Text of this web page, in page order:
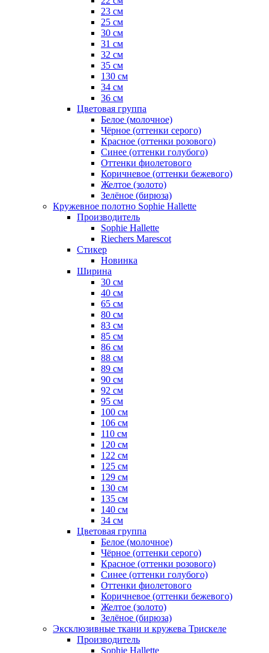
23 см
25 см
30 см
31 см
32 см
35 см
130 см
34 см
36 см
Цветовая группа
Белое (молочное)
Чёрное (оттенки серого)
Красное (оттенки розового)
Синее (оттенки голубого)
Оттенки фиолетового
Коричневое (оттенки бежевого)
Желтое (золото)
Зелёное (бирюза)
Кружевное полотно Sophie Hallette
Производитель
Sophie Hallette
Riechers Marescot
Стикер
Новинка
Ширина
30 см
40 см
65 см
80 см
83 см
85 см
86 см
88 см
89 см
90 см
92 см
95 см
100 см
106 см
110 см
120 см
122 см
125 см
129 см
130 см
135 см
140 см
34 см
Цветовая группа
Белое (молочное)
Чёрное (оттенки серого)
Красное (оттенки розового)
Синее (оттенки голубого)
Оттенки фиолетового
Коричневое (оттенки бежевого)
Желтое (золото)
Зелёное (бирюза)
Эксклюзивные ткани и кружева Трискеле
Производитель
Sophie Hallette